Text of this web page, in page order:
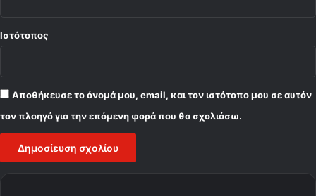
Ιστότοπος
Αποθήκευσε το όνομά μου, email, και τον ιστότοπο μου σε αυτόν
τον πλοηγό για την επόμενη φορά που θα σχολιάσω.